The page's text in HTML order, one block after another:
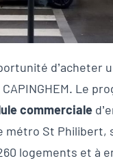
d’acheter
Le
commerciale
St Philibert,
logements et à